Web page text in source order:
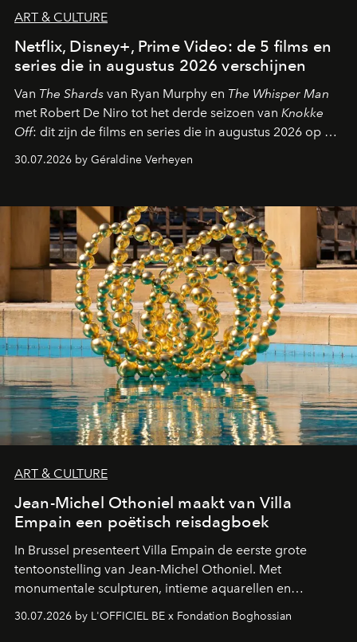
ART & CULTURE
Netflix, Disney+, Prime Video: de 5 films en
series die in augustus 2026 verschijnen
Van The Shards van Ryan Murphy en The Whisper Man
met Robert De Niro tot het derde seizoen van Knokke
Off: dit zijn de films en series die in augustus 2026 op de
streamingplatformen verschijnen.
30.07.2026 by Géraldine Verheyen
ART & CULTURE
Jean-Michel Othoniel maakt van Villa
Empain een poëtisch reisdagboek
In Brussel presenteert Villa Empain de eerste grote
tentoonstelling van Jean-Michel Othoniel. Met
monumentale sculpturen, intieme aquarellen en
fonkelend Murano-glas creëert de Franse kunstenaar
een emotionele reis waarin elk werk de herinnering
30.07.2026 by L'OFFICIEL BE x Fondation Boghossian